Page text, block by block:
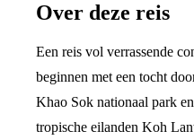
Over deze reis
Een reis vol verrassende
beginnen met een tocht
Khao Sok nationaal park
tropische eilanden Koh